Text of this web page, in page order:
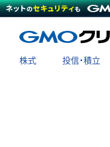
株式 投信・積立